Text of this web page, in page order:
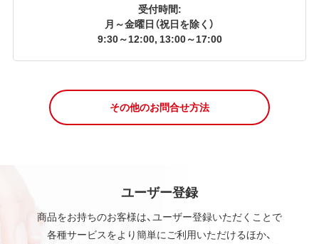
受付時間:
月～金曜日（祝日を除く）
9:30～12:00, 13:00～17:00
その他のお問合せ方法
ユーザー登録
商品をお持ちのお客様は、ユーザー登録いただくことで
各種サービスをより簡単にご利用いただけるほか、